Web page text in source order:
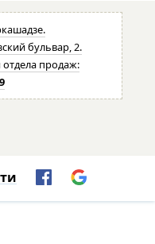
бульвар, 2.
отдела продаж: